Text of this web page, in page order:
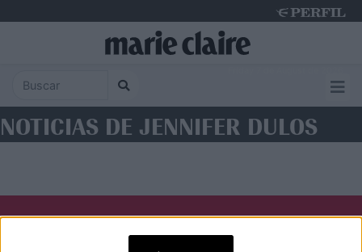
NOTICIAS DE JENNIFER DULOS